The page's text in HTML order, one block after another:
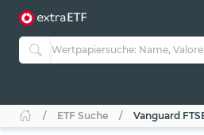
ETF Suche Vanguard